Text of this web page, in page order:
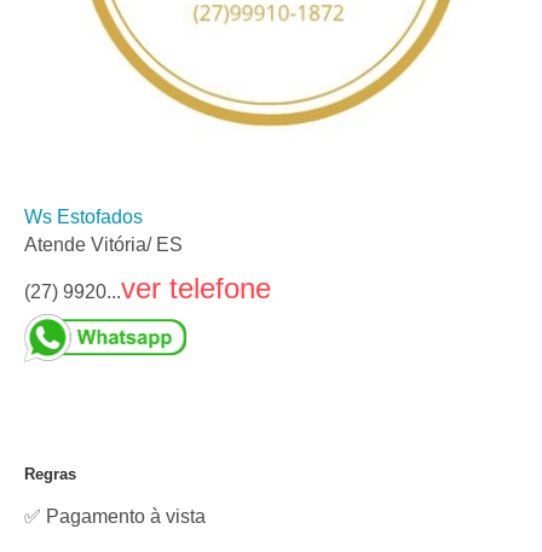
Ws Estofados
Atende Vitória/ ES
(27) 9920...ver telefone
Regras
✅ Pagamento à vista